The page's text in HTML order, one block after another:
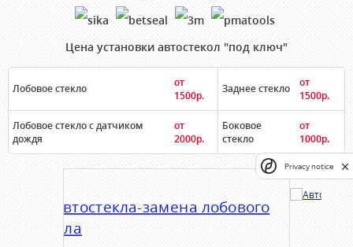
Цена установки автостекол "под ключ"
Лобовое стекло
от
1500р.
Заднее стекло
от
1500р.
Лобовое стекло с датчиком
дождя
от
2000р.
Боковое
стекло
от
1000р.
Privacy notice